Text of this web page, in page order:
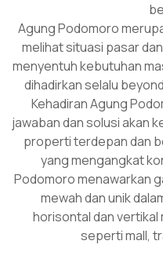
Agung Podomoro
melihat situasi pasar
menyentuh kebutuhan
dihadirkan selalu
Kehadiran Agung
jawaban dan solusi akan
properti terdepan dan
yang mengangkat
Podomoro menawarkan
mewah dan unik
horisontal dan
seperti mall,